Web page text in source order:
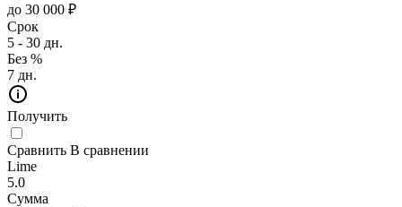
до 30 000 ₽
Срок
5 - 30 дн.
Без %
7 дн.
Получить
Сравнить В сравнении
Lime
5.0
Сумма